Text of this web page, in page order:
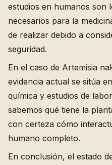
estudios en humanos son
necesarios para la
de realizar debido a
seguridad.
En el caso de Artemisia
evidencia actual se sitúa
química y estudios de
sabemos qué tiene la
con certeza cómo
humano completo.
En conclusión, el estado